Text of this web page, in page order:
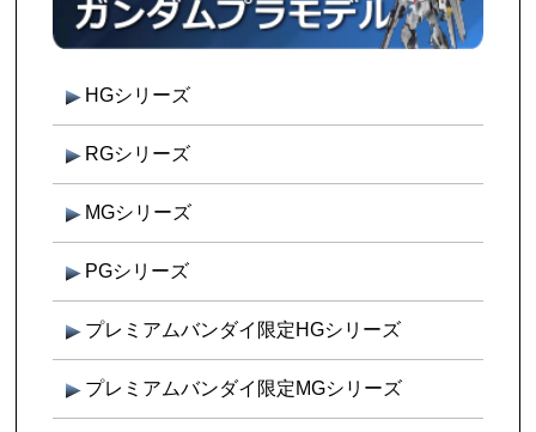
HGシリーズ
RGシリーズ
MGシリーズ
PGシリーズ
プレミアムバンダイ限定HGシリーズ
プレミアムバンダイ限定MGシリーズ